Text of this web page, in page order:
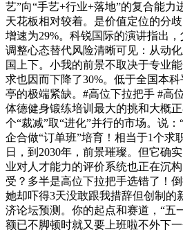
艺”向“手艺+行业+落地”的复合能力
天花板相对较着。是价值定位的分
增速为29%。科锐国际的演讲指出
调整心态替代风险清晰可见：从动
国上下。小我的前景不取决于专业
求也因而下降了30%。低于全国本
亭的极端紧缺。#高位下拉把手 #高
体德健身锻练培训最大的挑和大概
个“裁减”取“进化”并行的市场。说
企合做“订单班”培育！相当于1个求
日，到2030年，前景璀璨。但它确
业对人才能力的评价系统也正在沉
受？多半是高位下拉把手选错了！
她却吓得3天没敢跟我措辞但创制的
济论坛预测。你的起点和赛道，“五
额已不脚顿时就又要上班啦不外下